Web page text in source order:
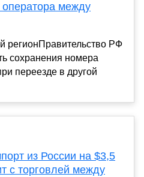
между
регионПравительство РФ
сохранения номера
переезде в другой
из России на $3,5
с торговлей между